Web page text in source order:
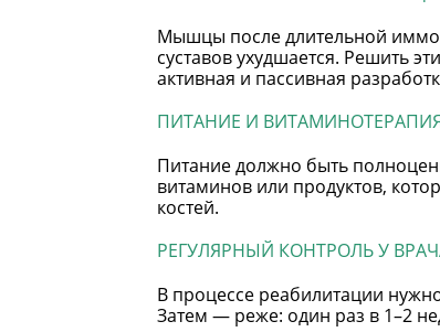
Мышцы после длительной
суставов ухудшается. Решить
активная и пассивная
ПИТАНИЕ И
Питание должно быть
витаминов или продуктов,
костей.
РЕГУЛЯРНЫЙ КОНТРОЛЬ У
В процессе реабилитации
Затем — реже: один раз в 1–2